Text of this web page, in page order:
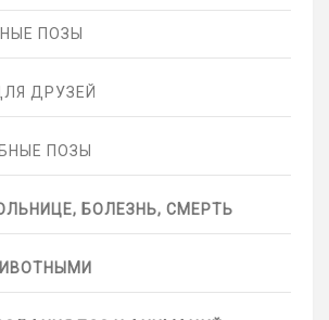
ПОЗЫ
ДРУЗЕЙ
ПОЗЫ
БОЛЕЗНЬ, СМЕРТЬ